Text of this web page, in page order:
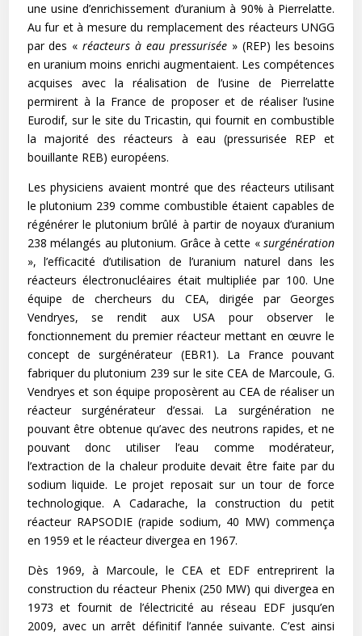
une usine d’enrichissement d’uranium à 90% à Pierrelatte.
Au fur et à mesure du remplacement des réacteurs UNGG
par des «réacteurs à eau pressurisée» (REP) les besoins
en uranium moins enrichi augmentaient. Les compétences
acquises avec la réalisation de l’usine de Pierrelatte
permirent à la France de proposer et de réaliser l’usine
Eurodif, sur le site du Tricastin, qui fournit en combustible
la majorité des réacteurs à eau (pressurisée REP et
bouillante REB) européens.
Les physiciens avaient montré que des réacteurs utilisant
le plutonium 239 comme combustible étaient capables de
régénérer le plutonium brûlé à partir de noyaux d’uranium
238 mélangés au plutonium. Grâce à cette «surgénération
», l’efficacité d’utilisation de l’uranium naturel dans les
réacteurs électronucléaires était multipliée par 100. Une
équipe de chercheurs du CEA, dirigée par Georges
Vendryes, se rendit aux USA pour observer le
fonctionnement du premier réacteur mettant en œuvre le
concept de surgénérateur (EBR1). La France pouvant
fabriquer du plutonium 239 sur le site CEA de Marcoule, G.
Vendryes et son équipe proposèrent au CEA de réaliser un
réacteur surgénérateur d’essai. La surgénération ne
pouvant être obtenue qu’avec des neutrons rapides, et ne
pouvant donc utiliser l’eau comme modérateur,
l’extraction de la chaleur produite devait être faite par du
sodium liquide. Le projet reposait sur un tour de force
technologique. A Cadarache, la construction du petit
réacteur RAPSODIE (rapide sodium, 40 MW) commença
en 1959 et le réacteur divergea en 1967.
Dès 1969, à Marcoule, le CEA et EDF entreprirent la
construction du réacteur Phenix (250 MW) qui divergea en
1973 et fournit de l’électricité au réseau EDF jusqu’en
2009, avec un arrêt définitif l’année suivante. C’est ainsi